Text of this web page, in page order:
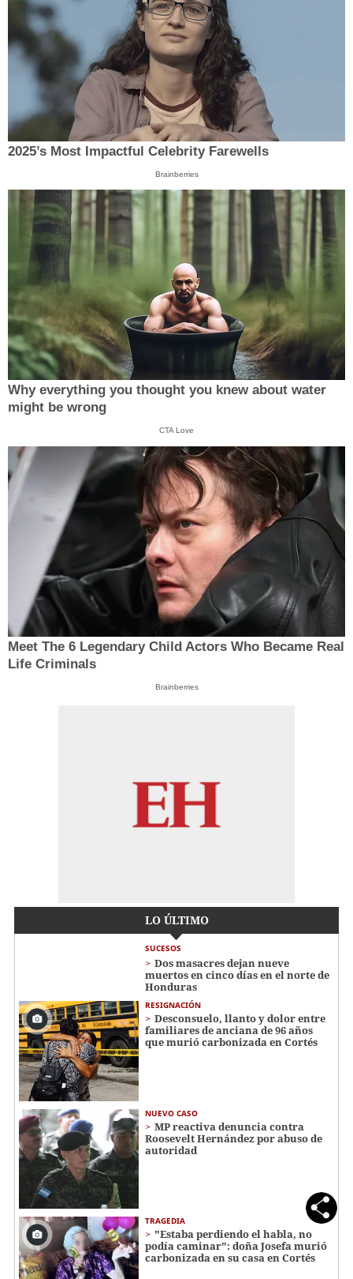
2025’s Most Impactful Celebrity Farewells
Brainberries
Why everything you thought you knew about water
might be wrong
CTA Love
Meet The 6 Legendary Child Actors Who Became Real
Life Criminals
Brainberries
LO ÚLTIMO
SUCESOS
Dos masacres dejan nueve
muertos en cinco días en el norte de
Honduras
RESIGNACIÓN
​​​​Desconsuelo, llanto y dolor entre
familiares de anciana de 96 años
que murió carbonizada en Cortés
NUEVO CASO
MP reactiva denuncia contra
Roosevelt Hernández por abuso de
autoridad
TRAGEDIA
"Estaba perdiendo el habla, no
podía caminar": doña Josefa murió
carbonizada en su casa en Cortés